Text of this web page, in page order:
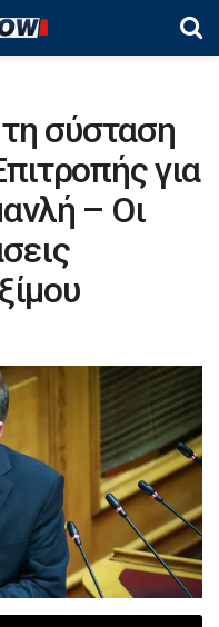
σύσταση
για
– Οι